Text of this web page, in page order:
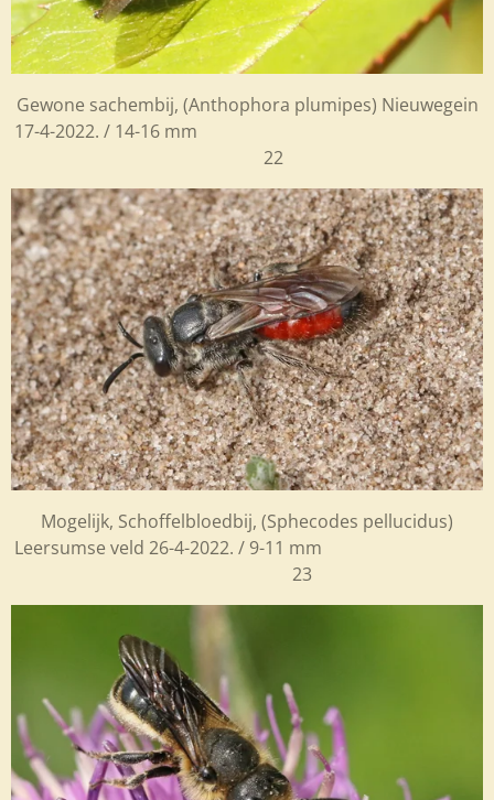
Gewone sachembij, (Anthophora plumipes) Nieuwegein
17-4-2022. / 14-16 mm
22
Mogelijk, Schoffelbloedbij, (Sphecodes pellucidus)
Leersumse veld 26-4-2022. / 9-11 mm
23